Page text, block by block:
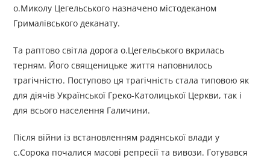
о.Миколу Цегельського назначено містодеканом
Грималівського деканату.
Та раптово світла дорога о.Цегельського вкрилась
терням. Його священицьке життя наповнилось
трагічністю. Поступово ця трагічність стала типовою як
для діячів Української Греко-Католицької Церкви, так і
для всього населення Галичини.
Після війни із встановленням радянської влади у
с.Сорока почалися масові репресії та вивози. Готувався